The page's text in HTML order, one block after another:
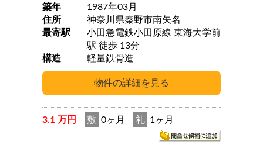
築年
1987年03月
住所
神奈川県秦野市南矢名
最寄駅
小田急電鉄小田原線 東海大学前
駅 徒歩 13分
構造
軽量鉄骨造
3.1 万円 敷 0ヶ月 礼 1ヶ月